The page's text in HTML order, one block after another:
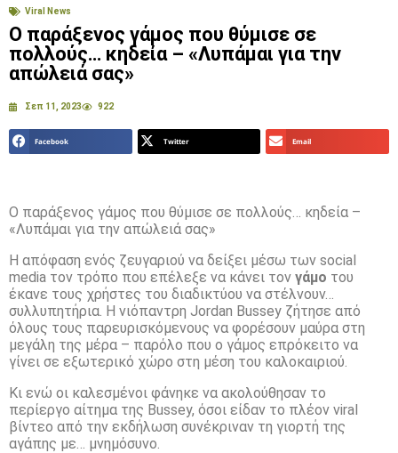
Viral News
Ο παράξενος γάμος που θύμισε σε
πολλούς… κηδεία – «Λυπάμαι για την
απώλειά σας»
Σεπ 11, 2023 922
Facebook Twitter Email
Ο παράξενος γάμος που θύμισε σε πολλούς… κηδεία –
«Λυπάμαι για την απώλειά σας»
Η απόφαση ενός ζευγαριού να δείξει μέσω των social
media τον τρόπο που επέλεξε να κάνει τον γάμο του
έκανε τους χρήστες του διαδικτύου να στέλνουν…
συλλυπητήρια. Η νιόπαντρη Jordan Bussey ζήτησε από
όλους τους παρευρισκόμενους να φορέσουν μαύρα στη
μεγάλη της μέρα – παρόλο που ο γάμος επρόκειτο να
γίνει σε εξωτερικό χώρο στη μέση του καλοκαιριού.
Κι ενώ οι καλεσμένοι φάνηκε να ακολούθησαν το
περίεργο αίτημα της Bussey, όσοι είδαν το πλέον viral
βίντεο από την εκδήλωση συνέκριναν τη γιορτή της
αγάπης με… μνημόσυνο.